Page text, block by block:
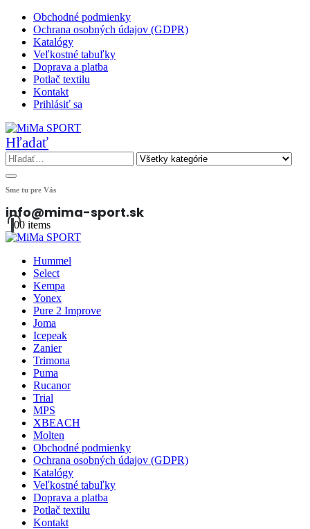
Obchodné podmienky
Ochrana osobných údajov (GDPR)
Katalógy
Veľkostné tabuľky
Doprava a platba
Potlač textilu
Kontakt
Prihlásiť sa
Hľadať
Sme tu pre Vás
info@mima-sport.sk
00 items
Hummel
Select
Kempa
Yonex
Pure 2 Improve
Joma
Icepeak
Zanier
Trimona
Puma
Rucanor
Trial
MPS
XBEACH
Molten
Obchodné podmienky
Ochrana osobných údajov (GDPR)
Katalógy
Veľkostné tabuľky
Doprava a platba
Potlač textilu
Kontakt